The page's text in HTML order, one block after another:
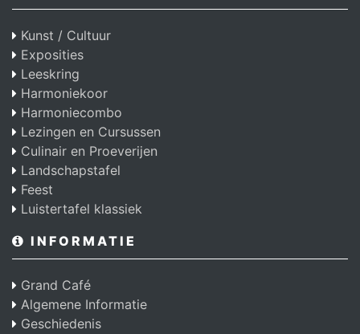
Kunst / Cultuur
Exposities
Leeskring
Harmoniekoor
Harmoniecombo
Lezingen en Cursussen
Culinair en Proeverijen
Landschapstafel
Feest
Luistertafel klassiek
INFORMATIE
Grand Café
Algemene Informatie
Geschiedenis